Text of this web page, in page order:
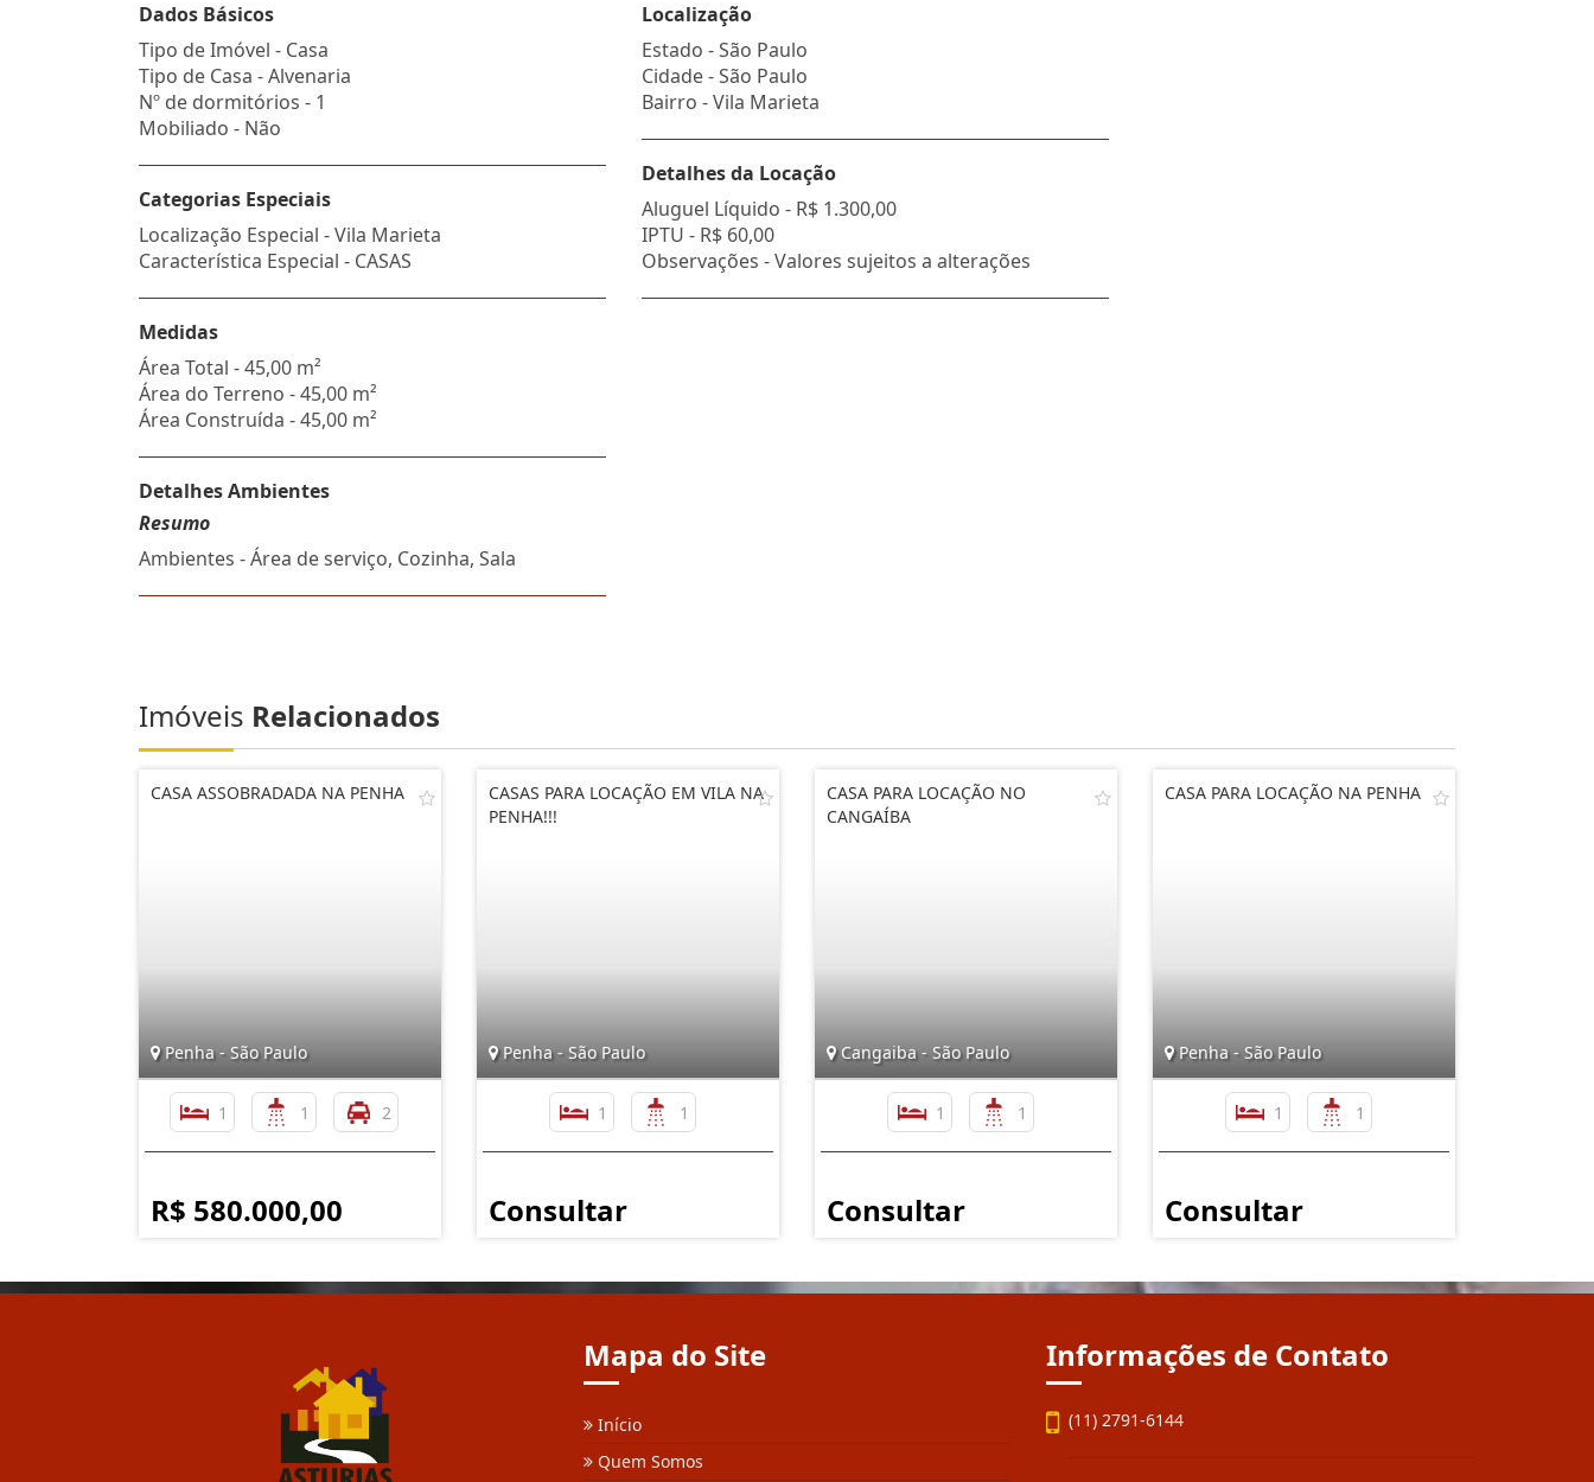
Dados Básicos
Tipo de Imóvel - Casa
Tipo de Casa - Alvenaria
Nº de dormitórios - 1
Mobiliado - Não
Categorias Especiais
Localização Especial - Vila Marieta
Característica Especial - CASAS
Medidas
Área Total - 45,00 m²
Área do Terreno - 45,00 m²
Área Construída - 45,00 m²
Detalhes Ambientes
Resumo
Ambientes - Área de serviço, Cozinha, Sala
Localização
Estado -São Paulo
Cidade -São Paulo
Bairro -Vila Marieta
Detalhes da Locação
Aluguel Líquido - R$ 1.300,00
IPTU - R$ 60,00
Observações - Valores sujeitos a alterações
Imóveis Relacionados
CASA ASSOBRADADA NA PENHA
Penha - São Paulo
1 1 2
R$ 580.000,00
CASAS PARA LOCAÇÃO EM VILA NA
PENHA!!!
Penha - São Paulo
1 1
Consultar
CASA PARA LOCAÇÃO NO
CANGAÍBA
Cangaiba - São Paulo
1 1
Consultar
CASA PARA LOCAÇÃO NA PENHA
Penha - São Paulo
1 1
Consultar
Mapa do Site
Início
Quem Somos
Informações de Contato
(11) 2791-6144